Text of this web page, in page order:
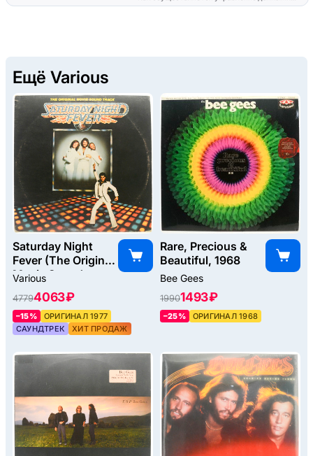
Ещё Various
Saturday Night
Fever (The Original
Movie Sound
UK), 1977
Various
47794063 ₽
–15%
ОРИГИНАЛ 1977
САУНДТРЕК
ХИТ ПРОДАЖ
Rare, Precious &
Beautiful, 1968
Bee Gees
19901493 ₽
–25% ОРИГИНАЛ 1968